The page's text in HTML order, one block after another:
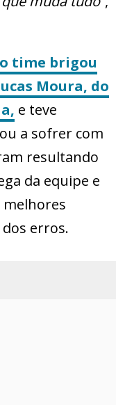
time brigou
Moura, do
e teve
a sofrer com
resultando
da equipe e
erros.